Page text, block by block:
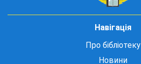
Навігація
Про бібліотеку
Новини